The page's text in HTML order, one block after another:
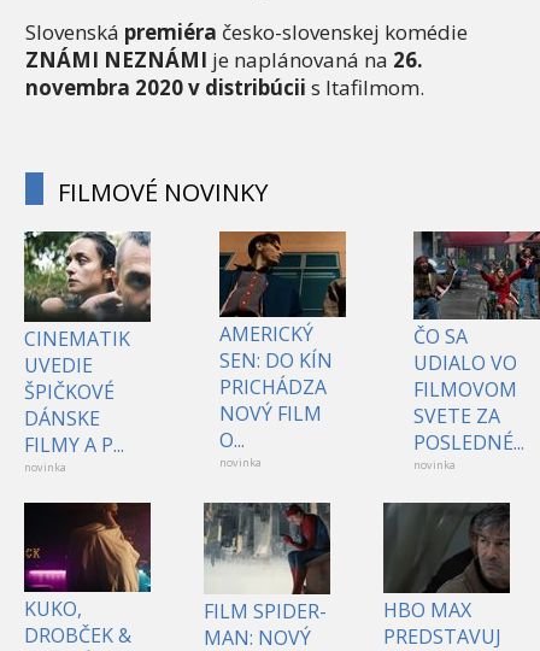
Slovenská premiéra česko-slovenskej komédie
ZNÁMI NEZNÁMI je naplánovaná na 26.
novembra 2020 v distribúcii s Itafilmom.
FILMOVÉ NOVINKY
CINEMATIK
UVEDIE
ŠPIČKOVÉ
DÁNSKE
FILMY A P...
novinka
AMERICKÝ
SEN: DO KÍN
PRICHÁDZA
NOVÝ FILM
O...
novinka
ČO SA
UDIALO VO
FILMOVOM
SVETE ZA
POSLEDNÉ...
novinka
KUKO,
DROBČEK &
FILM SPIDER-
MAN: NOVÝ
HBO MAX
PREDSTAVUJ